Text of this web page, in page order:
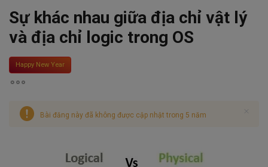
Sự khác nhau giữa địa chỉ vật lý
và địa chỉ logic trong OS
Happy New Year
Bài đăng này đã không được cập nhật trong 5 năm